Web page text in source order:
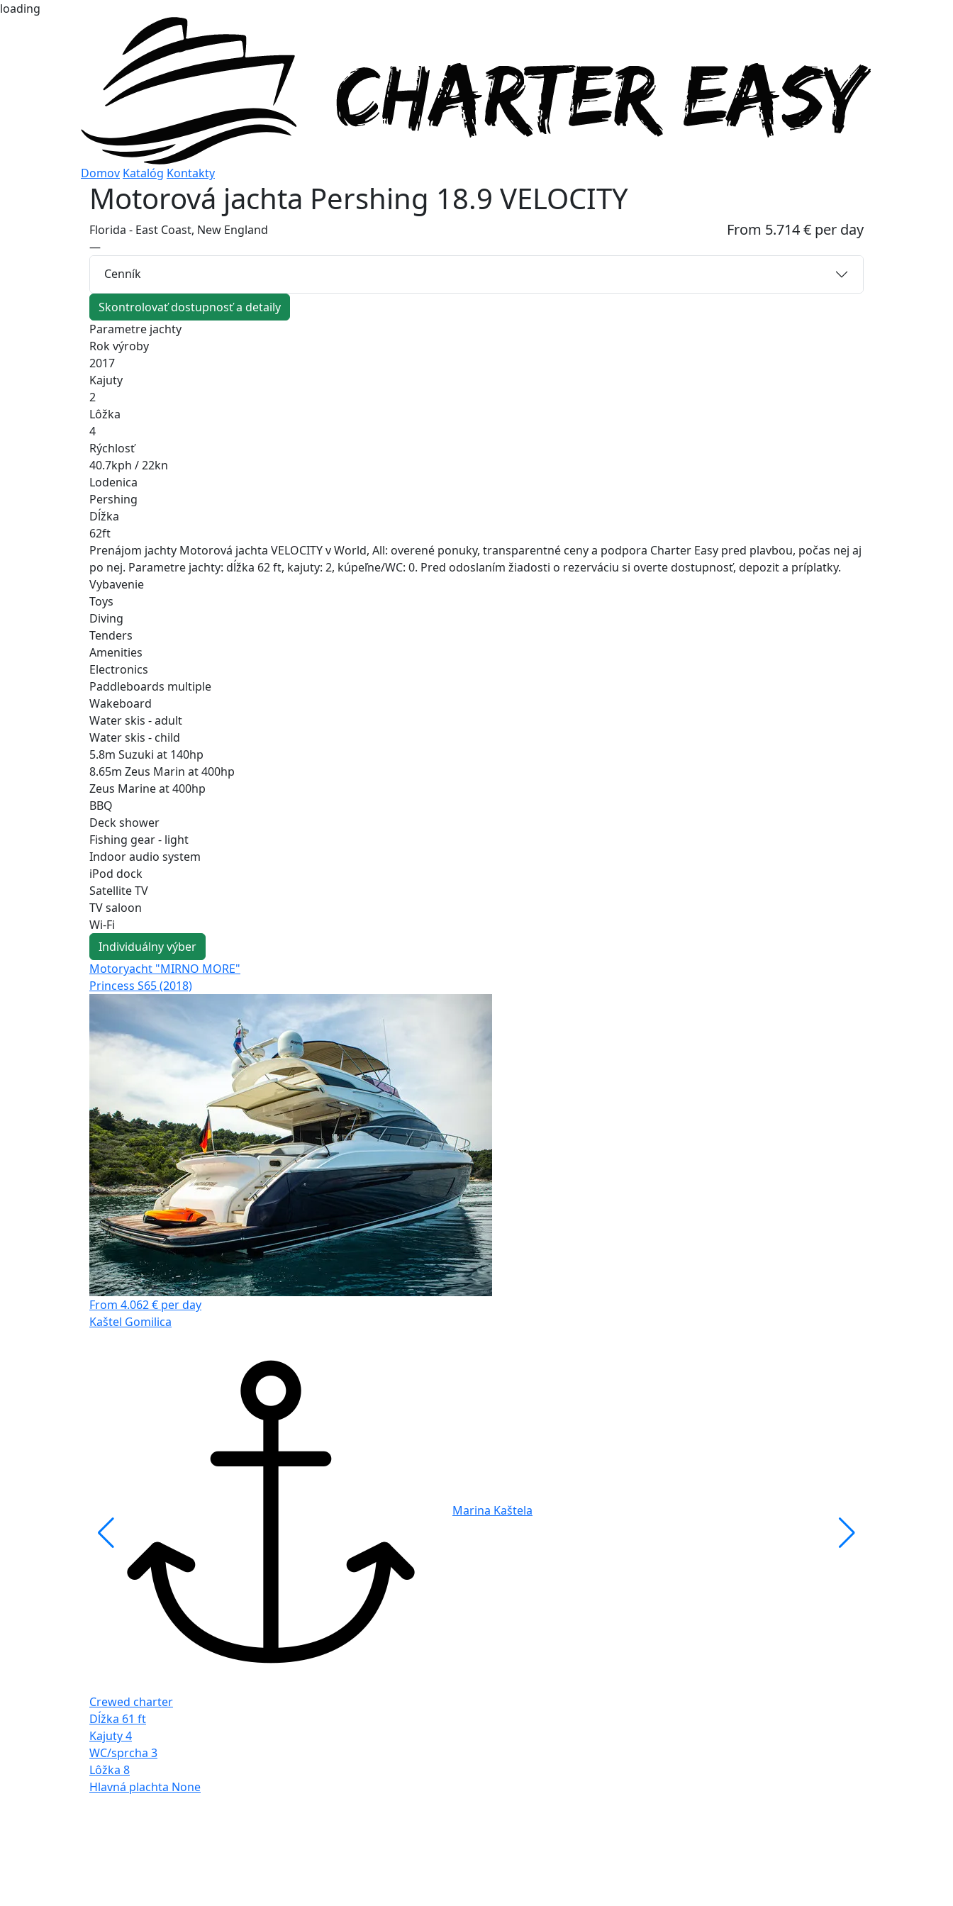
loading
Domov Katalóg Kontakty
Motorová jachta Pershing 18.9 VELOCITY
From 5.714 € per day
Florida - East Coast, New England
—
Cenník
Skontrolovať dostupnosť a detaily
Parametre jachty
Rok výroby
2017
Kajuty
2
Lôžka
4
Rýchlosť
40.7kph / 22kn
Lodenica
Pershing
Dĺžka
62ft
Prenájom jachty Motorová jachta VELOCITY v World, All: overené ponuky, transparentné ceny a podpora Charter Easy pred plavbou, počas nej aj
po nej. Parametre jachty: dĺžka 62 ft, kajuty: 2, kúpeľne/WC: 0. Pred odoslaním žiadosti o rezerváciu si overte dostupnosť, depozit a príplatky.
Vybavenie
Toys
Diving
Tenders
Amenities
Electronics
Paddleboards multiple
Wakeboard
Water skis - adult
Water skis - child
5.8m Suzuki at 140hp
8.65m Zeus Marin at 400hp
Zeus Marine at 400hp
BBQ
Deck shower
Fishing gear - light
Indoor audio system
iPod dock
Satellite TV
TV saloon
Wi-Fi
Individuálny výber
Motoryacht "MIRNO MORE"
Princess S65 (2018)
From 4.062 € per day
Kaštel Gomilica
Marina Kaštela
Crewed charter
Dĺžka 61 ft
Kajuty4
WC/sprcha 3
Lôžka 8
Hlavná plachta None